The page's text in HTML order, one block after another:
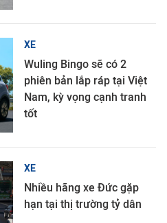
XE
Wuling Bingo sẽ có 2
phiên bản lắp ráp tại Việt
Nam, kỳ vọng cạnh tranh
tốt
XE
Nhiều hãng xe Đức gặp
hạn tại thị trường tỷ dân